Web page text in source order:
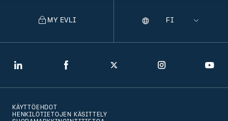
LinkedIn Facebook Twitter Instagram
MY EVLI
Selecting
Kieli
KÄYTTÖEHDOT
HENKILÖTIETOJEN KÄSITTELY